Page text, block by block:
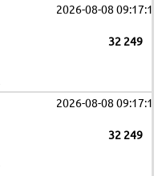
2026-08-08 09:17:19
32 249
2026-08-08 09:17:19
32 249